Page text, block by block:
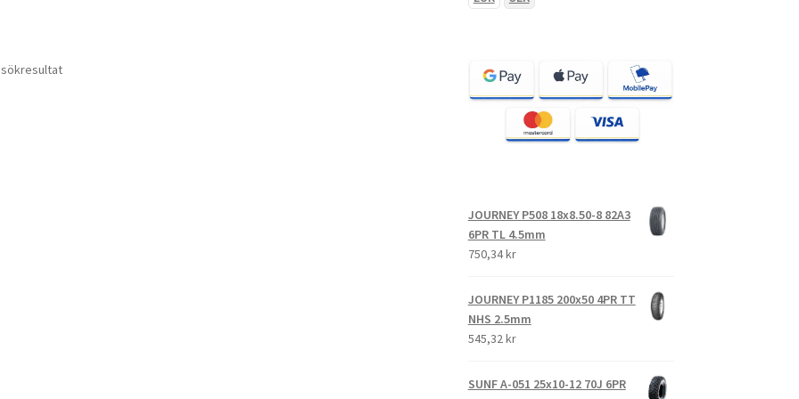
JOURNEY P508 18x8.50-8 82A3
6PR TL 4.5mm
750,34 kr
JOURNEY P1185 200x50 4PR TT
NHS 2.5mm
545,32 kr
SUNF A-051 25x10-12 70J 6PR